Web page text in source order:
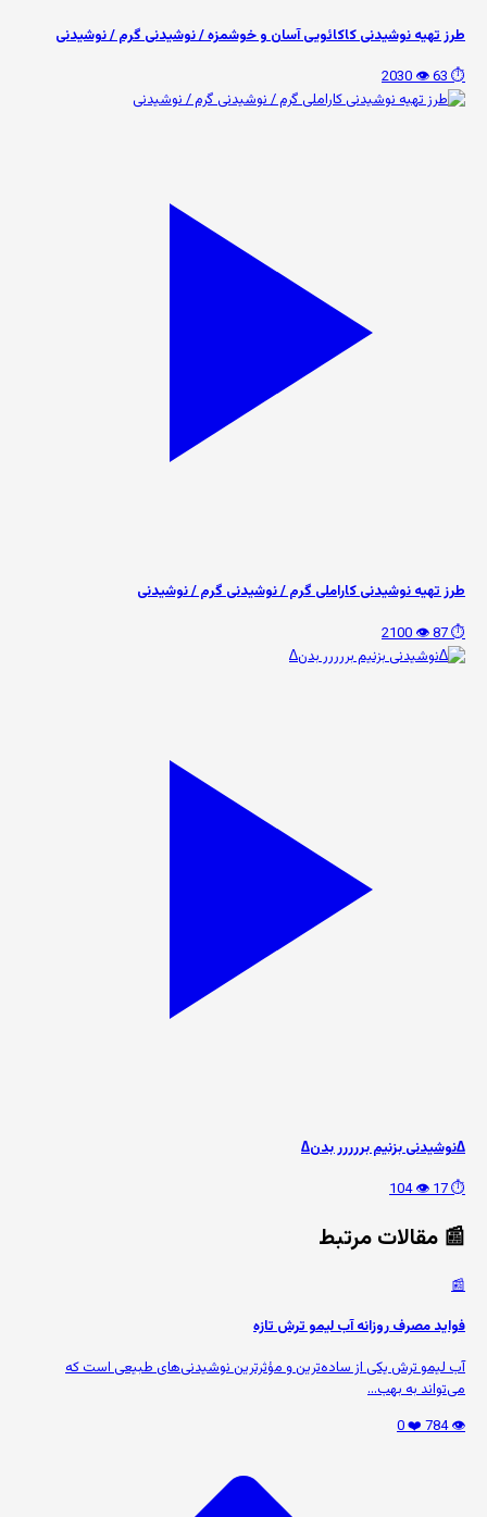
طرز تهیه نوشیدنی کاکائویی آسان و خوشمزه / نوشیدنی گرم / نوشیدنی
⏱️ 63
👁️ 2030
طرز تهیه نوشیدنی کاراملی گرم / نوشیدنی گرم / نوشیدنی
⏱️ 87
👁️ 2100
∆نوشیدنی بزنیم بررررر بدن∆
⏱️ 17
👁️ 104
📰 مقالات مرتبط
📰
فواید مصرف روزانه آب لیمو ترش تازه
آب لیمو ترش یکی از ساده‌ترین و مؤثرترین نوشیدنی‌های طبیعی است که
می‌تواند به بهب...
👁️ 784
❤️ 0